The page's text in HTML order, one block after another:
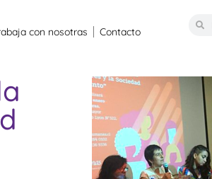
con nosotras Contacto